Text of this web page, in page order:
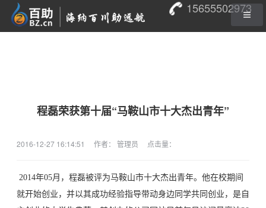
15655502973
程磊荣获第十届“马鞍山市十大杰出青年”
2016-12-27 16:14:51 作者： 管理员 点击量：
2014年05月，程磊被评为马鞍山市十大杰出青年。他在校期间
就开始创业，并以其成功经验指导带动身边同学共同创业，是自